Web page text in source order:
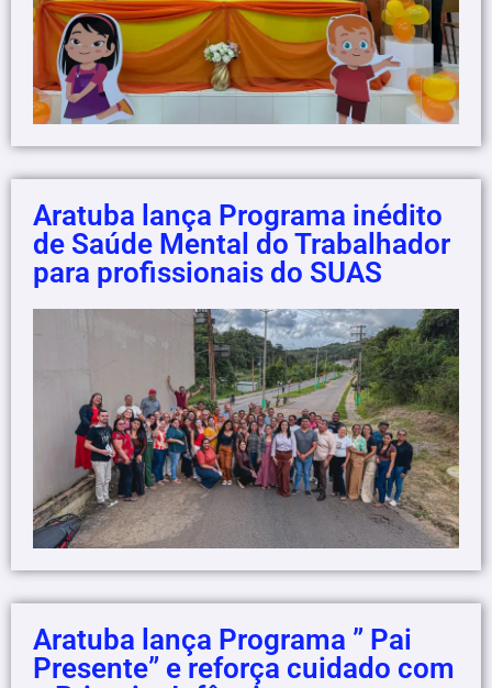
Aratuba lança Programa inédito
de Saúde Mental do Trabalhador
para profissionais do SUAS
Aratuba lança Programa ” Pai
Presente” e reforça cuidado com